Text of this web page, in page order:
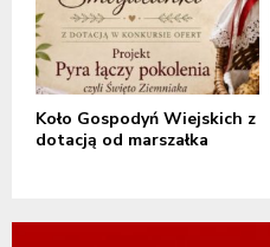
Koło Gospodyń Wiejskich z
dotacją od marszałka